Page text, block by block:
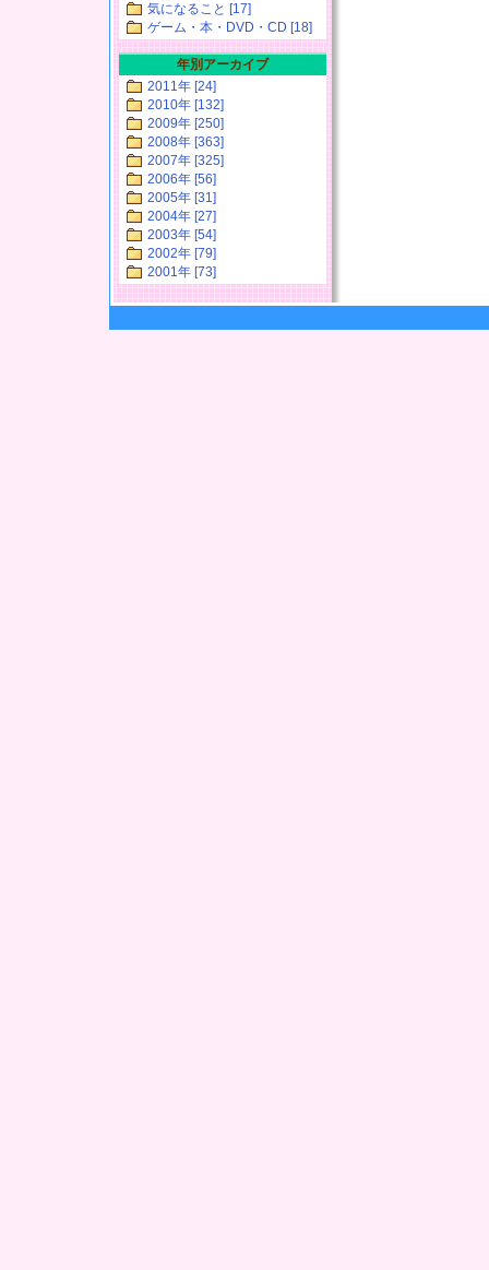
気になること [17]
ゲーム・本・DVD・CD [18]
年別アーカイブ
2011年 [24]
2010年 [132]
2009年 [250]
2008年 [363]
2007年 [325]
2006年 [56]
2005年 [31]
2004年 [27]
2003年 [54]
2002年 [79]
2001年 [73]